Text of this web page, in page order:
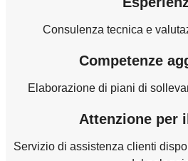
Consulenza tecnica e
Competenze
Elaborazione di piani di
Attenzione per
Servizio di assistenza clienti